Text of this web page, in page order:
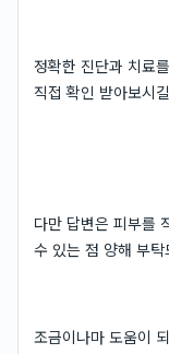
정확한 진단과 치료
직접 확인 받아보시
다만 답변은 피부를
수 있는 점 양해 부탁
조금이나마 도움이